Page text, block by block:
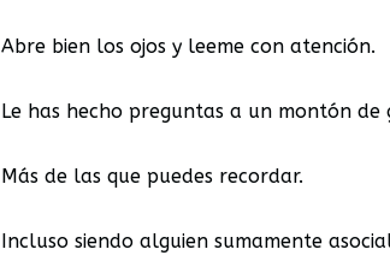
Abre bien los ojos y leeme con atención.
Le has hecho preguntas a un montón de
Más de las que puedes recordar.
Incluso siendo alguien sumamente